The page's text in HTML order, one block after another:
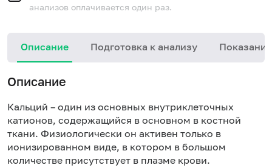
анализов оплачивается один раз.
Описание Подготовка к анализу
Описание
Кальций – один из основных внутриклеточных
катионов, содержащийся в основном в костной
ткани. Физиологически он активен только в
ионизированном виде, в котором в большом
количестве присутствует в плазме крови.